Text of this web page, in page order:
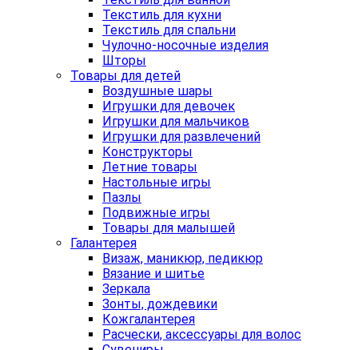
Текстиль для кухни
Текстиль для спальни
Чулочно-носочные изделия
Шторы
Товары для детей
Воздушные шары
Игрушки для девочек
Игрушки для мальчиков
Игрушки для развлечений
Конструкторы
Летние товары
Настольные игры
Пазлы
Подвижные игры
Товары для малышей
Галантерея
Визаж, маникюр, педикюр
Вязание и шитье
Зеркала
Зонты, дождевики
Кожгалантерея
Расчески, аксессуары для волос